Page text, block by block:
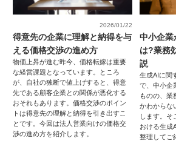
2026/01/22
得意先の企業に理解と納得を与
える価格交渉の進め方
物価上昇が進む昨今、価格転嫁は重要
な経営課題となっています。ところ
が、自社の独断で値上げすると、得意
先である顧客企業との関係が悪化する
おそれもあります。価格交渉のポイン
トは得意先の理解と納得を引き出すこ
とです。今回は法人営業向けの価格交
渉の進め方を紹介します。
中小企業
は?業務
説
生成AIに関
で、中小企
ものの、業
かわからな
します。そ
おける生成
整理してご